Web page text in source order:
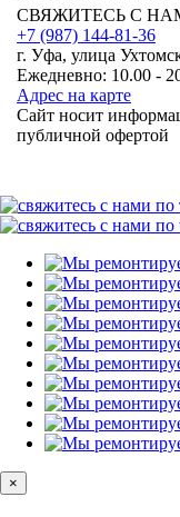
СВЯЖИТЕСЬ С
+7 (987) 144-81-36
г. Уфа, улица
Ежедневно: 10.00 -
Адрес на карте
Сайт носит
публичной офертой
×